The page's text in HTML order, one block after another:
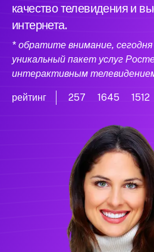
качество телевидения и
интернета.
* обратите внимание,
уникальный пакет услуг
интерактивным
рейтинг 257 1645 1512